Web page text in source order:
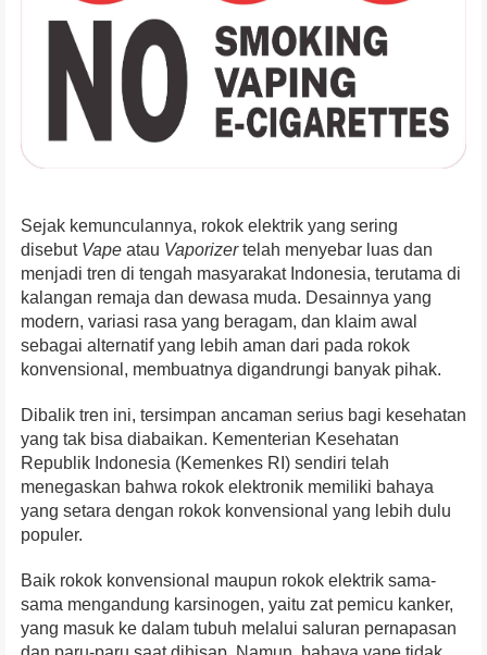
Sejak kemunculannya, rokok elektrik yang sering
disebut Vape atau Vaporizertelah menyebar luas dan
menjadi tren di tengah masyarakat Indonesia, terutama di
kalangan remaja dan dewasa muda. Desainnya yang
modern, variasi rasa yang beragam, dan klaim awal
sebagai alternatif yang lebih aman dari pada rokok
konvensional, membuatnya digandrungi banyak pihak.
Dibalik tren ini, tersimpan ancaman serius bagi kesehatan
yang tak bisa diabaikan. Kementerian Kesehatan
Republik Indonesia (Kemenkes RI) sendiri telah
menegaskan bahwa rokok elektronik memiliki bahaya
yang setara dengan rokok konvensional yang lebih dulu
populer.
Baik rokok konvensional maupun rokok elektrik sama-
sama mengandung karsinogen, yaitu zat pemicu kanker,
yang masuk ke dalam tubuh melalui saluran pernapasan